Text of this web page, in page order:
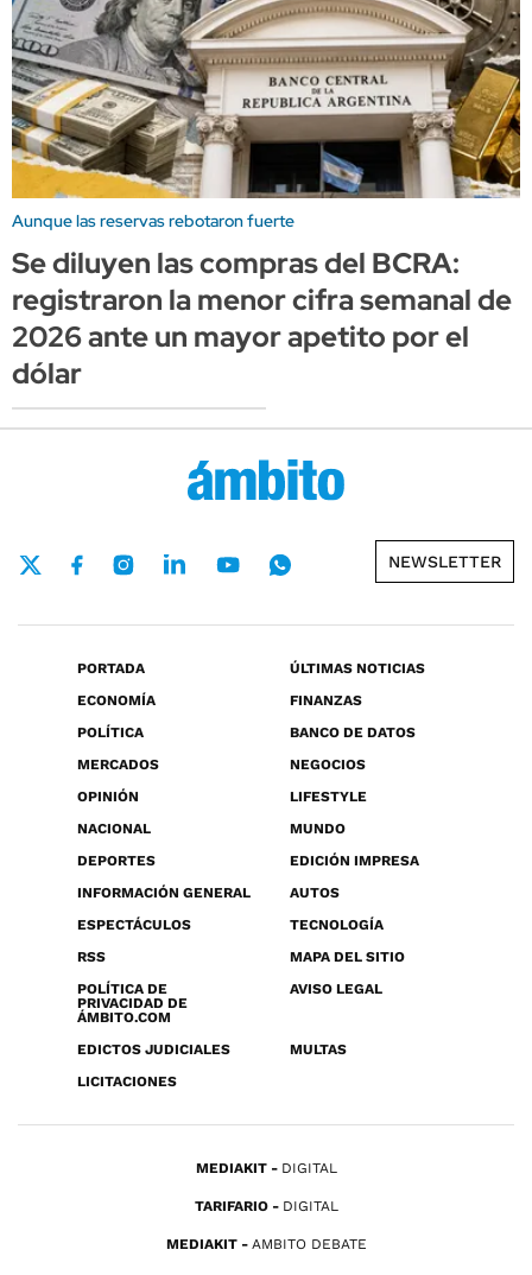
Aunque las reservas rebotaron fuerte
Se diluyen las compras del BCRA:
registraron la menor cifra semanal de
2026 ante un mayor apetito por el
dólar
NEWSLETTER
PORTADA
ÚLTIMAS NOTICIAS
ECONOMÍA
FINANZAS
POLÍTICA
BANCO DE DATOS
MERCADOS
NEGOCIOS
OPINIÓN
LIFESTYLE
NACIONAL
MUNDO
DEPORTES
EDICIÓN IMPRESA
INFORMACIÓN GENERAL
AUTOS
ESPECTÁCULOS
TECNOLOGÍA
RSS
MAPA DEL SITIO
POLÍTICA DE
PRIVACIDAD DE
ÁMBITO.COM
AVISO LEGAL
EDICTOS JUDICIALES
MULTAS
LICITACIONES
MEDIAKIT DIGITAL
TARIFARIO DIGITAL
MEDIAKIT AMBITO DEBATE